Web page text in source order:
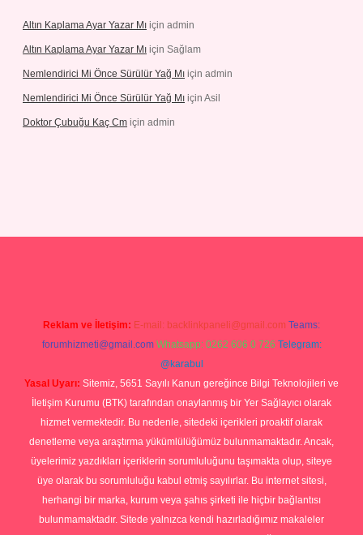
Altın Kaplama Ayar Yazar Mı için admin
Altın Kaplama Ayar Yazar Mı için Sağlam
Nemlendirici Mi Önce Sürülür Yağ Mı için admin
Nemlendirici Mi Önce Sürülür Yağ Mı için Asil
Doktor Çubuğu Kaç Cm için admin
Reklam ve İletişim: E-mail: backlinkpaneli@gmail.com Teams:
forumhizmeti@gmail.com Whatsapp: 0262 606 0 726 Telegram:
@karabul
Yasal Uyarı: Sitemiz, 5651 Sayılı Kanun gereğince Bilgi Teknolojileri ve
İletişim Kurumu (BTK) tarafından onaylanmış bir Yer Sağlayıcı olarak
hizmet vermektedir. Bu nedenle, sitedeki içerikleri proaktif olarak
denetleme veya araştırma yükümlülüğümüz bulunmamaktadır. Ancak,
üyelerimiz yazdıkları içeriklerin sorumluluğunu taşımakta olup, siteye
üye olarak bu sorumluluğu kabul etmiş sayılırlar. Bu internet sitesi,
herhangi bir marka, kurum veya şahıs şirketi ile hiçbir bağlantısı
bulunmamaktadır. Sitede yalnızca kendi hazırladığımız makaleler